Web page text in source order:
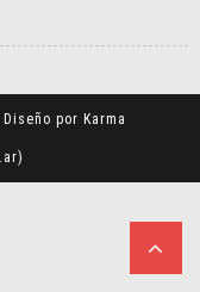
por Karma
)